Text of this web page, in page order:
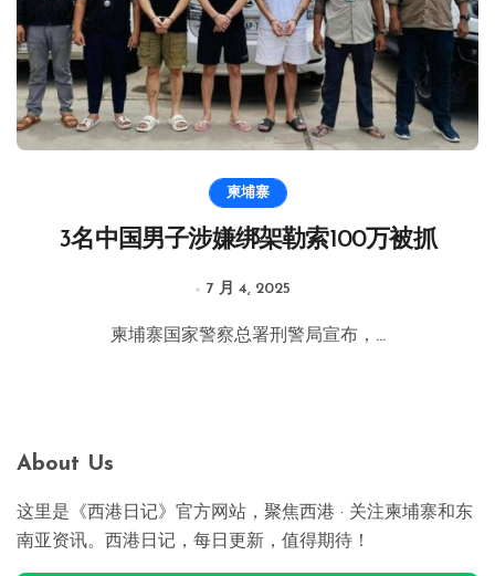
柬埔寨
3名中国男子涉嫌绑架勒索100万被抓
7 月 4, 2025
柬埔寨国家警察总署刑警局宣布，...
About Us
这里是《西港日记》官方网站，聚焦西港 · 关注柬埔寨和东
南亚资讯。西港日记，每日更新，值得期待！